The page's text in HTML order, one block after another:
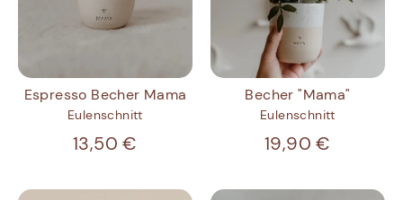
Espresso Becher Mama
Eulenschnitt
13,50 €
Becher "Mama"
Eulenschnitt
19,90 €